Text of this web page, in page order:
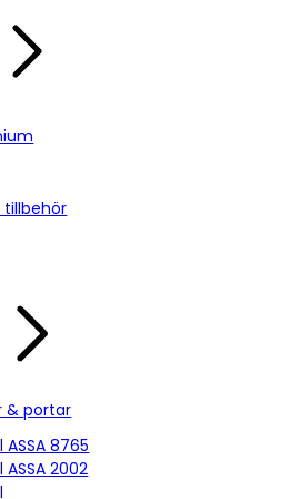
tillbehör
& portar
8765
2002